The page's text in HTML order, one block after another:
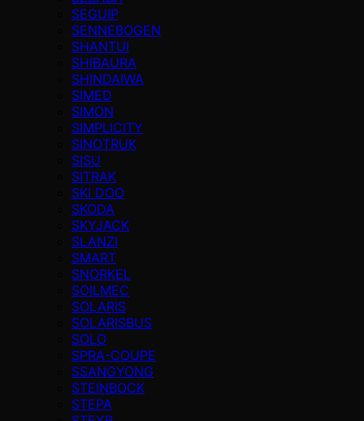
SEGUIP
SENNEBOGEN
SHANTUI
SHIBAURA
SHINDAIWA
SIMED
SIMON
SIMPLICITY
SINOTRUK
SISU
SITRAK
SKI DOO
SKODA
SKYJACK
SLANZI
SMART
SNORKEL
SOILMEC
SOLARIS
SOLARISBUS
SOLO
SPRA-COUPE
SSANGYONG
STEINBOCK
STEPA